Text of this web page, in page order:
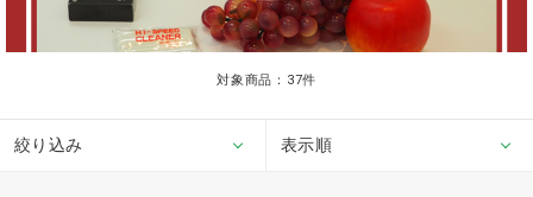
対象商品： 37件
絞り込み 表示順